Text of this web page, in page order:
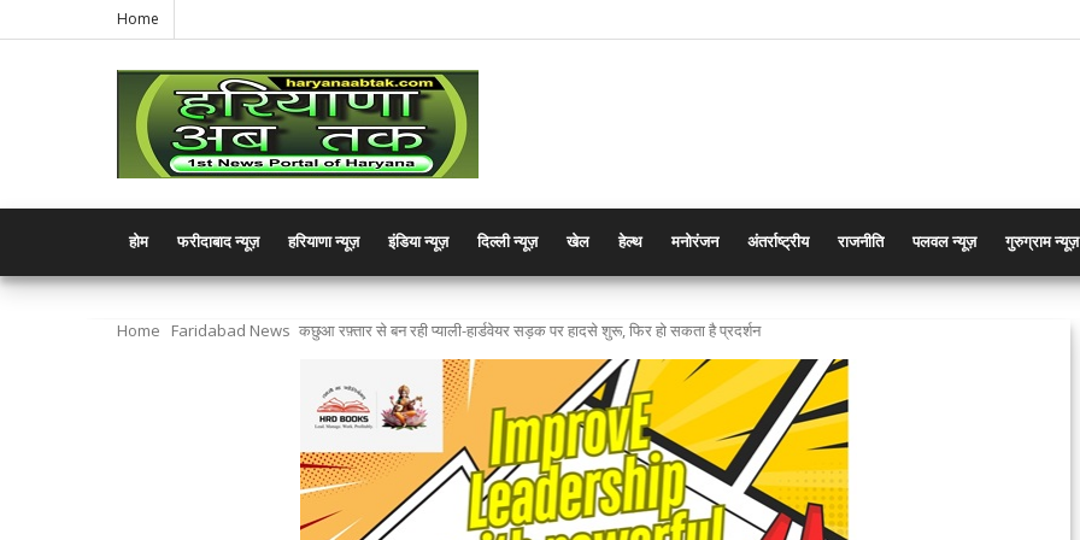
Home
होम फरीदाबाद न्यूज़ हरियाणा न्यूज़ इंडिया न्यूज़ दिल्ली न्यूज़ खेल हेल्थ मनोरंजन अंतर्राष्ट्रीय राजनीति पलवल न्यूज़ गुरुग्राम न्यूज़
Home Faridabad News कछुआ रफ़्तार से बन रही प्याली-हार्डवेयर सड़क पर हादसे शुरू, फिर हो सकता है प्रदर्शन